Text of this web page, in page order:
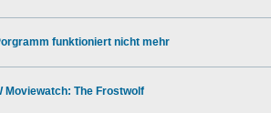
funktioniert nicht mehr
Moviewatch: The Frostwolf